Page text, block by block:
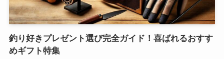
釣り好きプレゼント選び完全ガイド！喜ばれるおすす
めギフト特集